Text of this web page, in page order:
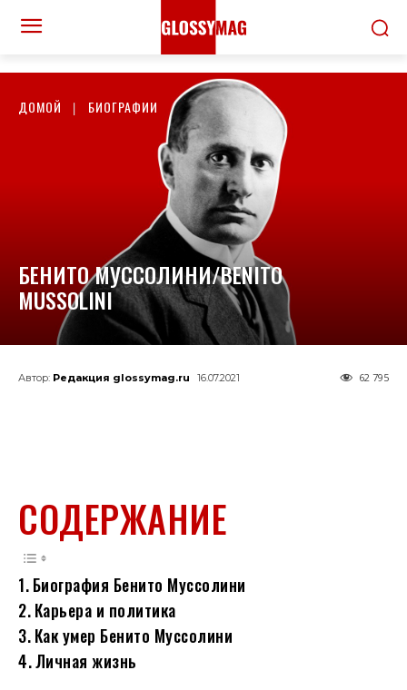
ДОМОЙ БИОГРАФИИ
БЕНИТО МУССОЛИНИ/BENITO
MUSSOLINI
Автор: Редакция glossymag.ru 16.07.2021 62 795
СОДЕРЖАНИЕ
Биография Бенито Муссолини
Карьера и политика
Как умер Бенито Муссолини
Личная жизнь